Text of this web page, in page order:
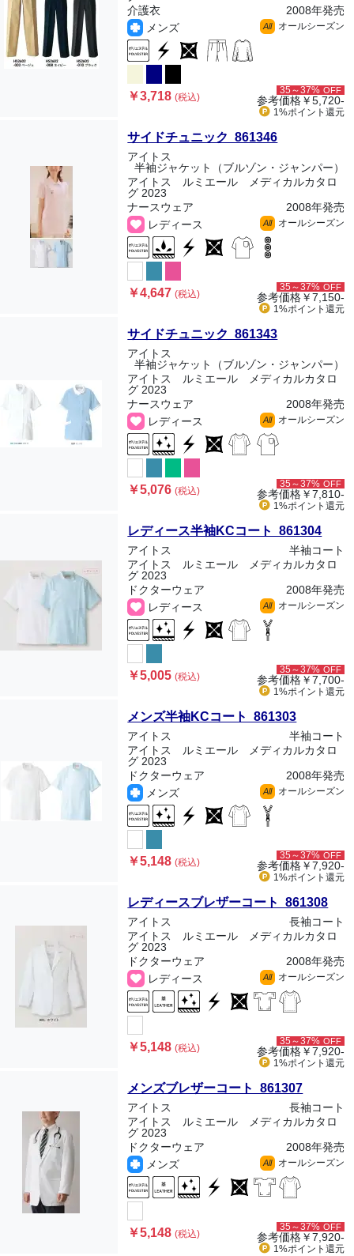
介護衣
2008年発売
メンズ
All オールシーズン
￥3,718(税込)
35～37% OFF
参考価格￥5,720-
1%ポイント 還元
サイドチュニック 861346
アイトス
半袖ジャケット（ブルゾン・ジャンパー）
アイトス ルミエール メディカルカタロ
グ 2023
ナースウェア
2008年発売
レディース
All オールシーズン
￥4,647(税込)
35～37% OFF
参考価格￥7,150-
1%ポイント 還元
サイドチュニック 861343
アイトス
半袖ジャケット（ブルゾン・ジャンパー）
アイトス ルミエール メディカルカタロ
グ 2023
ナースウェア
2008年発売
レディース
All オールシーズン
￥5,076(税込)
35～37% OFF
参考価格￥7,810-
1%ポイント 還元
レディース半袖KCコート 861304
アイトス
半袖コート
アイトス ルミエール メディカルカタロ
グ 2023
ドクターウェア
2008年発売
レディース
All オールシーズン
￥5,005(税込)
35～37% OFF
参考価格￥7,700-
1%ポイント 還元
メンズ半袖KCコート 861303
アイトス
半袖コート
アイトス ルミエール メディカルカタロ
グ 2023
ドクターウェア
2008年発売
メンズ
All オールシーズン
￥5,148(税込)
35～37% OFF
参考価格￥7,920-
1%ポイント 還元
レディースブレザーコート 861308
アイトス
長袖コート
アイトス ルミエール メディカルカタロ
グ 2023
ドクターウェア
2008年発売
レディース
All オールシーズン
￥5,148(税込)
35～37% OFF
参考価格￥7,920-
1%ポイント 還元
メンズブレザーコート 861307
アイトス
長袖コート
アイトス ルミエール メディカルカタロ
グ 2023
ドクターウェア
2008年発売
メンズ
All オールシーズン
￥5,148(税込)
35～37% OFF
参考価格￥7,920-
1%ポイント 還元